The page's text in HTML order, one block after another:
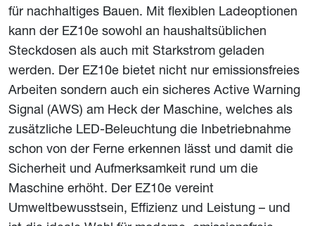
für nachhaltiges Bauen. Mit flexiblen Ladeoptionen
kann der EZ10e sowohl an haushaltsüblichen
Steckdosen als auch mit Starkstrom geladen
werden. Der EZ10e bietet nicht nur emissionsfreies
Arbeiten sondern auch ein sicheres Active Warning
Signal (AWS) am Heck der Maschine, welches als
zusätzliche LED-Beleuchtung die Inbetriebnahme
schon von der Ferne erkennen lässt und damit die
Sicherheit und Aufmerksamkeit rund um die
Maschine erhöht. Der EZ10e vereint
Umweltbewusstsein, Effizienz und Leistung – und